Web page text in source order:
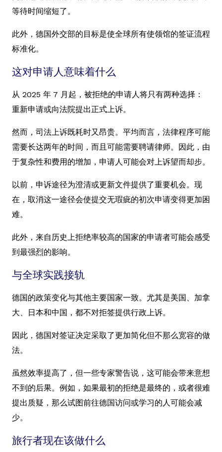
等待时间缩短了。
此外，德国外交部的目标是使全球所有使领馆的签证流程
标准化。
这对申请人意味着什么
从 2025 年 7 月起，被拒绝的申请人将只有两种选择：
重新申请或向法院提出正式上诉。
然而，司法上诉既耗时又昂贵。平均而言，法律程序可能
需要长达两年的时间，而且可能需要聘请律师。因此，由
于复杂性和费用的增加，申请人可能会对上诉望而却步。
以前，申诉途径为澄清或更新文件提供了重要机会。现
在，取消这一途径会使提交无瑕疵的初次申请变得更加困
难。
此外，来自历史上拒绝率较高的国家的申请者可能会感受
到最强烈的影响。
与全球实践接轨
德国的政策变化与其他主要国家一致。尤其是美国、加拿
大、日本和中国，都不对拒签提供行政上诉。
因此，德国对签证决定采取了更加简化但不那么宽容的做
法。
虽然效率提高了，但一些专家警告说，这可能会带来意想
不到的后果。例如，如果最初的拒绝是最终的，或者很难
提出质疑，那么试图前往德国访问或学习的人可能会减
少。
旅行者现在该做什么